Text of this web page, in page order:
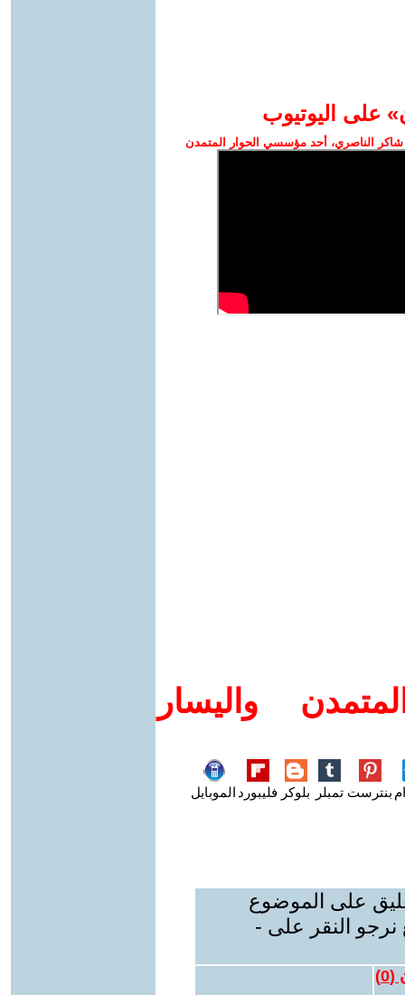
على اليوتيوب
الناصري، أحد مؤسسي الحوار المتمدن
واليسار
بنترست تمبلر بلوكر فليبورد الموبايل
على الموضوع
نرجو النقر على -
(
0
)